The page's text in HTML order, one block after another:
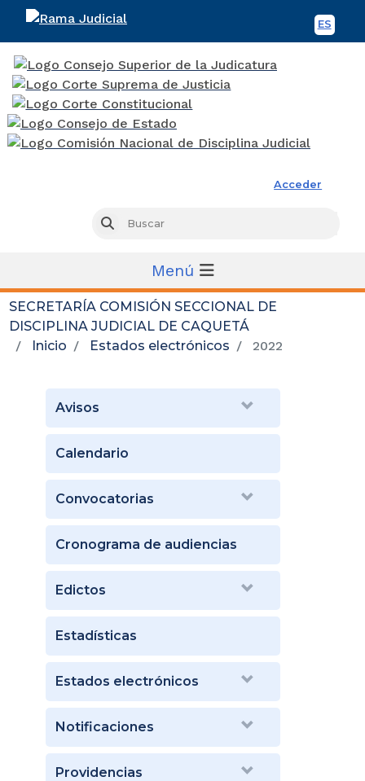
ES
Acceder
Buscar
Menú
SECRETARÍA COMISIÓN SECCIONAL DE
DISCIPLINA JUDICIAL DE CAQUETÁ
Inicio
Estados electrónicos 2022
Avisos
Calendario
Convocatorias
Cronograma de audiencias
Edictos
Estadísticas
Estados electrónicos
Notificaciones
Providencias